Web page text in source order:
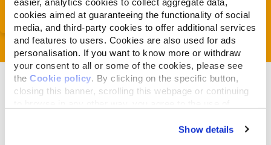
cookies aimed at guaranteeing the functionality of social
media, and third-party cookies to offer additional services
and features to users. Cookies are also used for ads
personalisation. If you want to know more or withdraw
your consent to all or some of the cookies, please see
the Cookie policy . By clicking on the specific button,
closing this banner, scrolling this webpage or continuing
Show details
Articoli correlati